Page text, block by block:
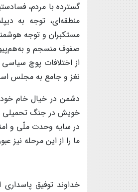
گسترده با مردم،
منطقه‌ای، توجه به
مستکبران و توجه
صفوف منسجم و
از اختلافات پوچ
نغز و جامع به مجلس
دشمن در خیال خام خود
خویش در جنگ تحمیلی
در سایه وحدت ملّی و
ما را از این مرحله نیز
خداوند توفیق